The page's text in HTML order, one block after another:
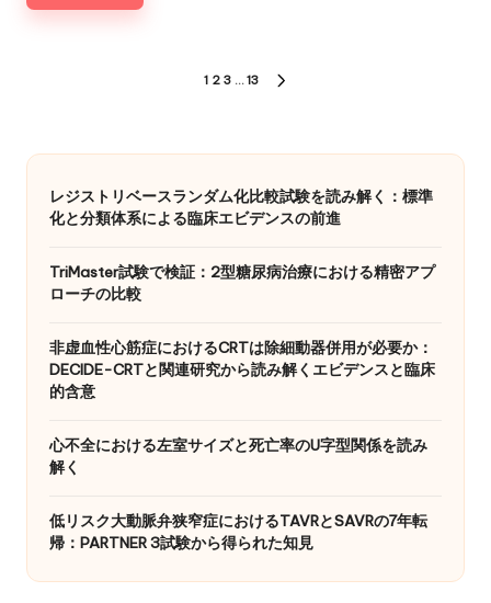
の
ペ
ー
ジ
送
り
1 2 3 … 13
レジストリベースランダム化比較試験を読み解く：標準
化と分類体系による臨床エビデンスの前進
TriMaster試験で検証：2型糖尿病治療における精密アプ
ローチの比較
非虚血性心筋症におけるCRTは除細動器併用が必要か：
DECIDE-CRTと関連研究から読み解くエビデンスと臨床
的含意
心不全における左室サイズと死亡率のU字型関係を読み
解く
低リスク大動脈弁狭窄症におけるTAVRとSAVRの7年転
帰：PARTNER 3試験から得られた知見